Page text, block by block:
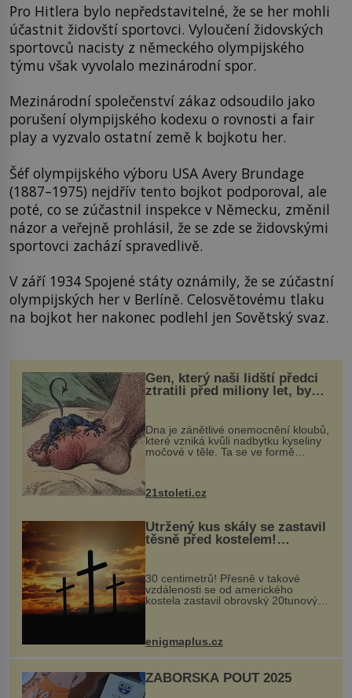
Pro Hitlera bylo nepředstavitelné, že se her mohli
účastnit židovští sportovci. Vyloučení židovských
sportovců nacisty z německého olympijského
týmu však vyvolalo mezinárodní spor.
Mezinárodní společenství zákaz odsoudilo jako
porušení olympijského kodexu o rovnosti a fair
play a vyzvalo ostatní země k bojkotu her.
Šéf olympijského výboru USA Avery Brundage
(1887–1975) nejdřív tento bojkot podporoval, ale
poté, co se zúčastnil inspekce v Německu, změnil
názor a veřejně prohlásil, že se zde se židovskými
sportovci zachází spravedlivě.
V září 1934 Spojené státy oznámily, že se zúčastní
olympijských her v Berlíně. Celosvětovému tlaku
na bojkot her nakonec podlehl jen Sovětský svaz.
Gen, který naši lidští předci
ztratili před miliony let, by
mohl pomoci s léčbou
„nemoci králů“
Dna je zánětlivé onemocnění kloubů,
které vzniká kvůli nadbytku kyseliny
močové v těle. Ta se ve formě
nohou, a způsobuje bole...
21stoleti.cz
Utržený kus skály se zastavil
těsně před kostelem!
Ochránila ho boží síla?
30 centimetrů! Přesně v takové
vzdálenosti se od amerického
kostela zastavil obrovský 20tunový
...
enigmaplus.cz
ZÁBOŘSKÁ POUŤ 2025